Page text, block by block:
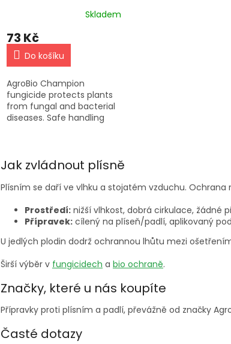
Skladem
73 Kč
Do košíku
AgroBio Champion
fungicide protects plants
from fungal and bacterial
diseases. Safe handling
environment.
Jak zvládnout plísně
Plísním se daří ve vlhku a stojatém vzduchu. Ochrana
Prostředí: nižší vlhkost, dobrá cirkulace, žádné
Přípravek: cílený na plíseň/padlí, aplikovaný
U jedlých plodin dodrž ochrannou lhůtu mezi
Širší výběr v fungicidech a bio ochraně.
Značky, které u nás koupíte
Přípravky proti plísním a padlí, převážně od značky
Časté dotazy